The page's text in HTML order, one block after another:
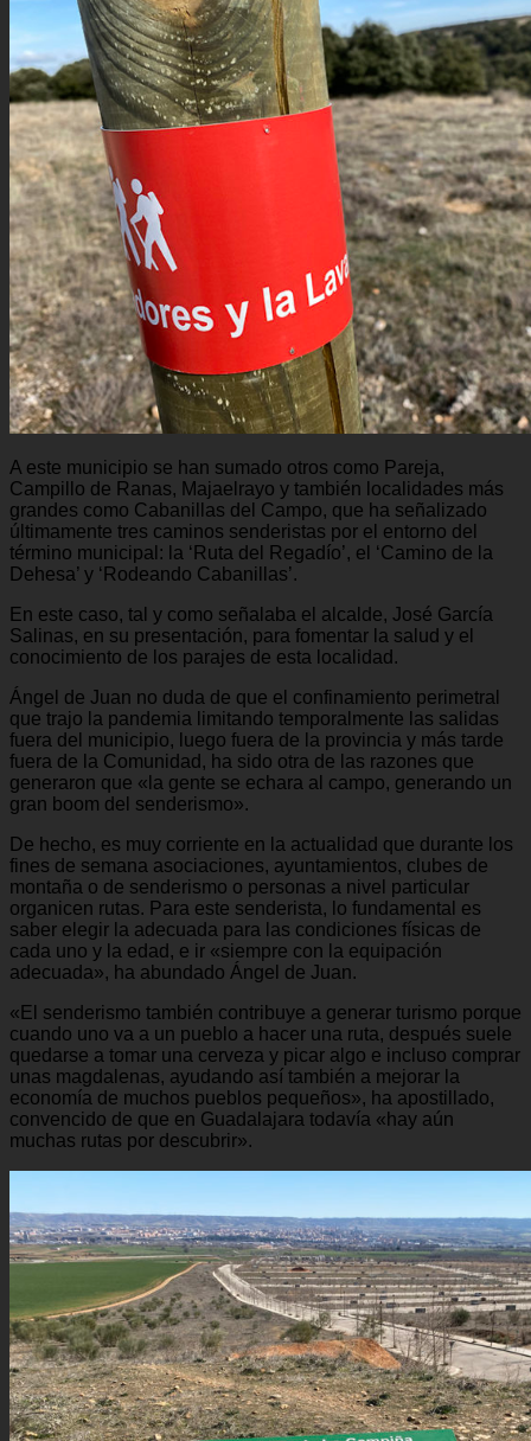
A este municipio se han sumado otros como Pareja,
Campillo de Ranas, Majaelrayo y también localidades más
grandes como Cabanillas del Campo, que ha señalizado
últimamente tres caminos senderistas por el entorno del
término municipal: la ‘Ruta del Regadío’, el ‘Camino de la
Dehesa’ y ‘Rodeando Cabanillas’.
En este caso, tal y como señalaba el alcalde, José García
Salinas, en su presentación, para fomentar la salud y el
conocimiento de los parajes de esta localidad.
Ángel de Juan no duda de que el confinamiento perimetral
que trajo la pandemia limitando temporalmente las salidas
fuera del municipio, luego fuera de la provincia y más tarde
fuera de la Comunidad, ha sido otra de las razones que
generaron que «la gente se echara al campo, generando un
gran boom del senderismo».
De hecho, es muy corriente en la actualidad que durante los
fines de semana asociaciones, ayuntamientos, clubes de
montaña o de senderismo o personas a nivel particular
organicen rutas. Para este senderista, lo fundamental es
saber elegir la adecuada para las condiciones físicas de
cada uno y la edad, e ir «siempre con la equipación
adecuada», ha abundado Ángel de Juan.
«El senderismo también contribuye a generar turismo porque
cuando uno va a un pueblo a hacer una ruta, después suele
quedarse a tomar una cerveza y picar algo e incluso comprar
unas magdalenas, ayudando así también a mejorar la
economía de muchos pueblos pequeños», ha apostillado,
convencido de que en Guadalajara todavía «hay aún
muchas rutas por descubrir».